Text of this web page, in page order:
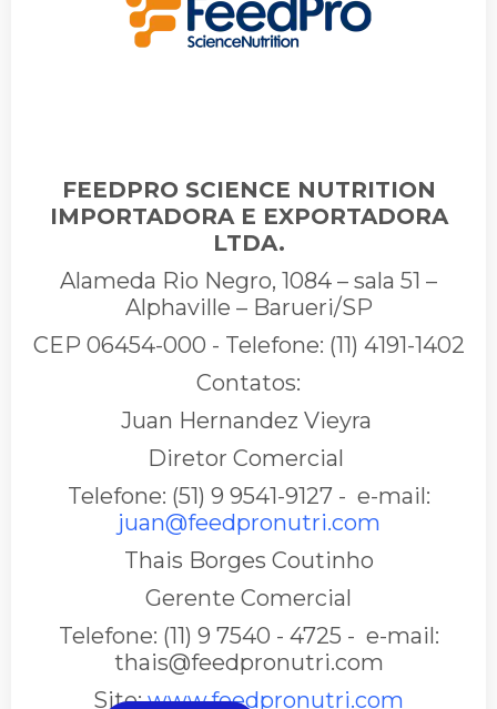
FEEDPRO SCIENCE NUTRITION
IMPORTADORA E EXPORTADORA
LTDA.
Alameda Rio Negro, 1084 – sala 51 –
Alphaville – Barueri/SP
CEP 06454-000 - Telefone: (11) 4191-1402
Contatos:
Juan Hernandez Vieyra
Diretor Comercial
Telefone: (51) 9 9541-9127 - e-mail:
juan@feedpronutri.com
Thais Borges Coutinho
Gerente Comercial
Telefone: (11) 9 7540 - 4725 - e-mail:
thais@feedpronutri.com
Site:www.feedpronutri.com